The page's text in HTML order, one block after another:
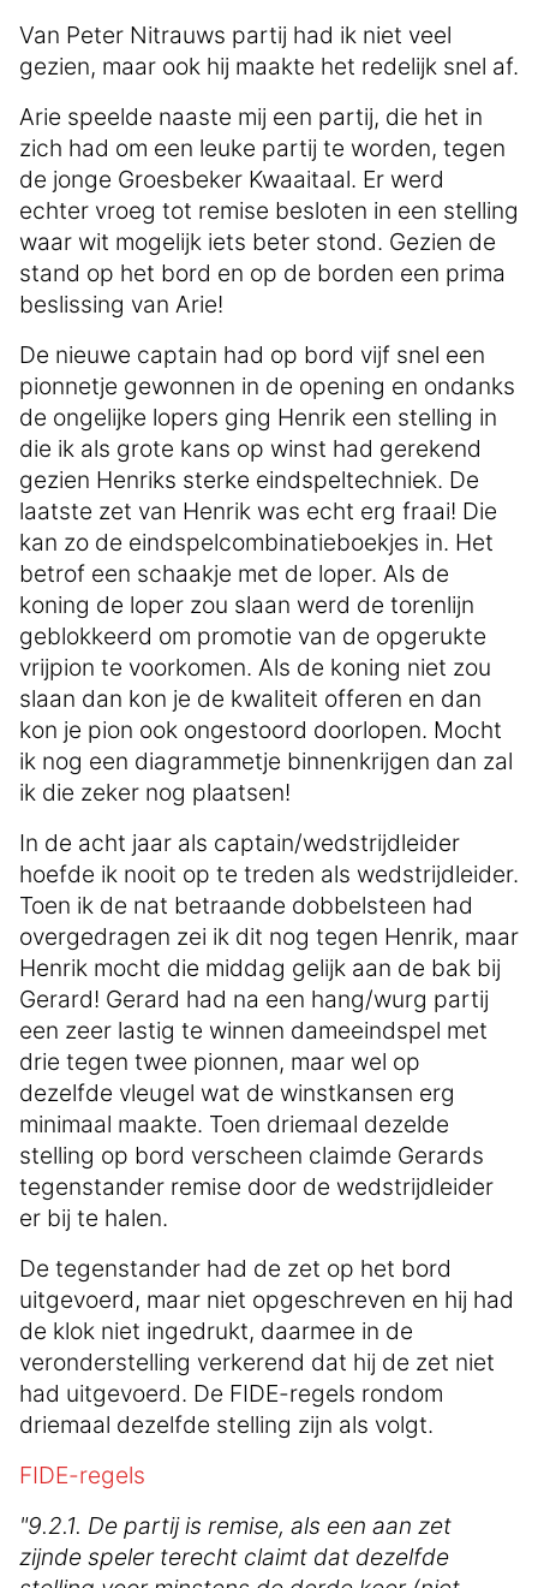
Van Peter Nitrauws partij had ik niet veel
gezien, maar ook hij maakte het redelijk snel af.
Arie speelde naaste mij een partij, die het in
zich had om een leuke partij te worden, tegen
de jonge Groesbeker Kwaaitaal. Er werd
echter vroeg tot remise besloten in een stelling
waar wit mogelijk iets beter stond. Gezien de
stand op het bord en op de borden een prima
beslissing van Arie!
De nieuwe captain had op bord vijf snel een
pionnetje gewonnen in de opening en ondanks
de ongelijke lopers ging Henrik een stelling in
die ik als grote kans op winst had gerekend
gezien Henriks sterke eindspeltechniek. De
laatste zet van Henrik was echt erg fraai! Die
kan zo de eindspelcombinatieboekjes in. Het
betrof een schaakje met de loper. Als de
koning de loper zou slaan werd de torenlijn
geblokkeerd om promotie van de opgerukte
vrijpion te voorkomen. Als de koning niet zou
slaan dan kon je de kwaliteit offeren en dan
kon je pion ook ongestoord doorlopen. Mocht
ik nog een diagrammetje binnenkrijgen dan zal
ik die zeker nog plaatsen!
In de acht jaar als captain/wedstrijdleider
hoefde ik nooit op te treden als wedstrijdleider.
Toen ik de nat betraande dobbelsteen had
overgedragen zei ik dit nog tegen Henrik, maar
Henrik mocht die middag gelijk aan de bak bij
Gerard! Gerard had na een hang/wurg partij
een zeer lastig te winnen dameeindspel met
drie tegen twee pionnen, maar wel op
dezelfde vleugel wat de winstkansen erg
minimaal maakte. Toen driemaal dezelde
stelling op bord verscheen claimde Gerards
tegenstander remise door de wedstrijdleider
er bij te halen.
De tegenstander had de zet op het bord
uitgevoerd, maar niet opgeschreven en hij had
de klok niet ingedrukt, daarmee in de
veronderstelling verkerend dat hij de zet niet
had uitgevoerd. De FIDE-regels rondom
driemaal dezelfde stelling zijn als volgt.
FIDE-regels
"9.2.1. De partij is remise, als een aan zet
zijnde speler terecht claimt dat dezelfde